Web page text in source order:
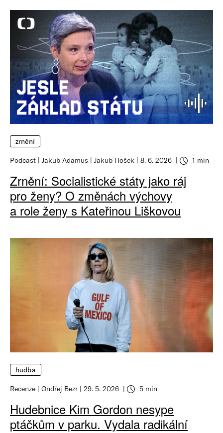
zrnění
Podcast Jakub Adamus Jakub Hošek 8. 6. 2026 1 min
Zrnění: Socialistické státy jako ráj
pro ženy? O změnách výchovy
a role ženy s Kateřinou Liškovou
hudba
Recenze Ondřej Bezr 29. 5. 2026 5 min
Hudebnice Kim Gordon nesype
ptáčkům v parku. Vydala radikální